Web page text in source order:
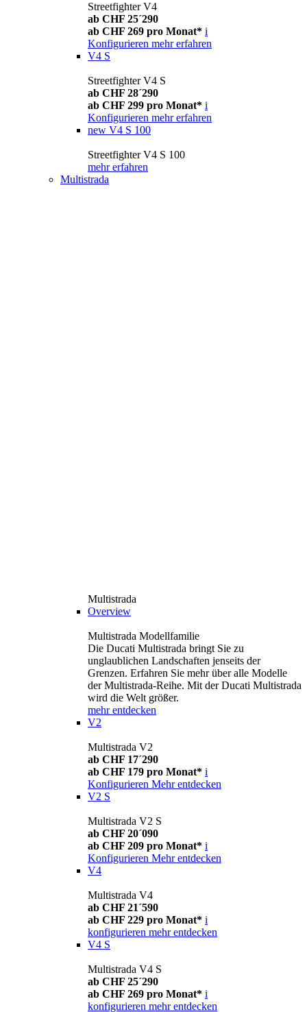
Streetfighter V4
ab CHF 25´290
ab CHF 269 pro Monat* i
Konfigurieren mehr erfahren
V4 S
Streetfighter V4 S
ab CHF 28´290
ab CHF 299 pro Monat* i
Konfigurieren mehr erfahren
new V4 S 100
Streetfighter V4 S 100
mehr erfahren
Multistrada
Multistrada
Overview
Multistrada Modellfamilie
Die Ducati Multistrada bringt Sie zu
unglaublichen Landschaften jenseits der
Grenzen. Erfahren Sie mehr über alle Modelle
der Multistrada-Reihe. Mit der Ducati Multistrada
wird die Welt größer.
mehr entdecken
V2
Multistrada V2
ab CHF 17´290
ab CHF 179 pro Monat* i
Konfigurieren Mehr entdecken
V2 S
Multistrada V2 S
ab CHF 20´090
ab CHF 209 pro Monat* i
Konfigurieren Mehr entdecken
V4
Multistrada V4
ab CHF 21´590
ab CHF 229 pro Monat* i
konfigurieren mehr entdecken
V4 S
Multistrada V4 S
ab CHF 25´290
ab CHF 269 pro Monat* i
konfigurieren mehr entdecken